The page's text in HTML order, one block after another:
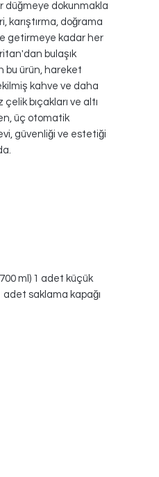
düğmeye dokunmakla
karıştırma, doğrama
getirmeye kadar her
bulaşık
bu ürün, hareket
kahve ve daha
bıçakları ve altı
üç otomatik
güvenliği ve estetiği
ml) 1 adet küçük
adet saklama kapağı